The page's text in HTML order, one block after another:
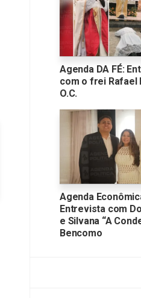
Agenda DA FÉ:
com o frei Rafael
O.C.
Agenda
Entrevista com
e Silvana “A
Bencomo